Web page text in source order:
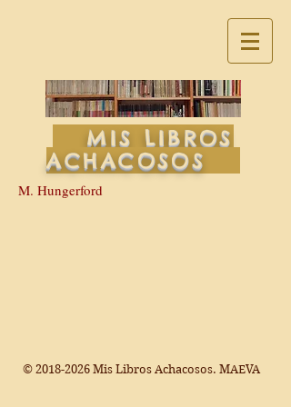
MIS LIBROS
ACHACOSOS
M. Hungerford
© 2018-2026 Mis Libros Achacosos. MAEVA